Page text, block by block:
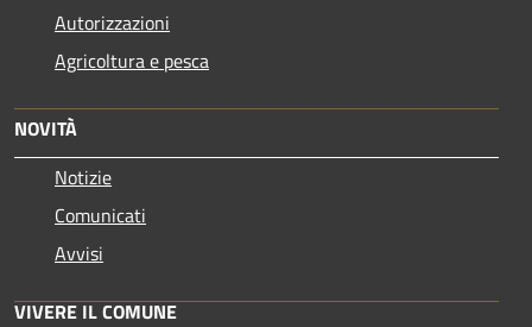
Autorizzazioni
Agricoltura e pesca
NOVITÀ
Notizie
Comunicati
Avvisi
VIVERE IL COMUNE